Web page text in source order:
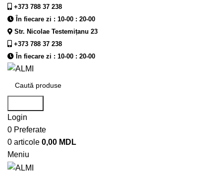
+373 788 37 238
În fiecare zi : 10-00 : 20-00
Str. Nicolae Testemițanu 23
+373 788 37 238
În fiecare zi : 10-00 : 20-00
Login
0 Preferate
0 articole 0,00 MDL
Meniu